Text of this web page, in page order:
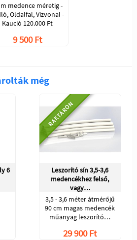
m medence méretig -
Oldalfal, Vízvonal -
Kaució 120.000 Ft
9 500 Ft
még
6
RAKTÁRON
Leszorító sín 3,5-3,6
medencékhez felső,
vagy…
3,5 - 3,6 méter átmérőjű
90 cm magas medencék
műanyag leszorító…
29 900 Ft